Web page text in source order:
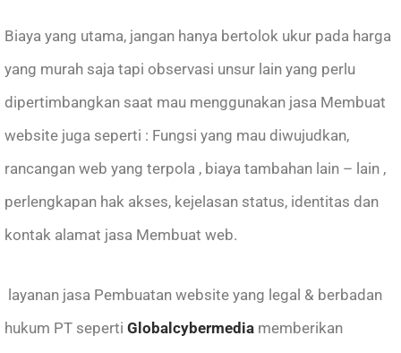
Biaya yang utama, jangan hanya bertolok ukur pada harga
yang murah saja tapi observasi unsur lain yang perlu
dipertimbangkan saat mau menggunakan jasa Membuat
website juga seperti : Fungsi yang mau diwujudkan,
rancangan web yang terpola , biaya tambahan lain – lain ,
perlengkapan hak akses, kejelasan status, identitas dan
kontak alamat jasa Membuat web.
layanan jasa Pembuatan website yang legal & berbadan
hukum PT seperti Globalcybermedia memberikan